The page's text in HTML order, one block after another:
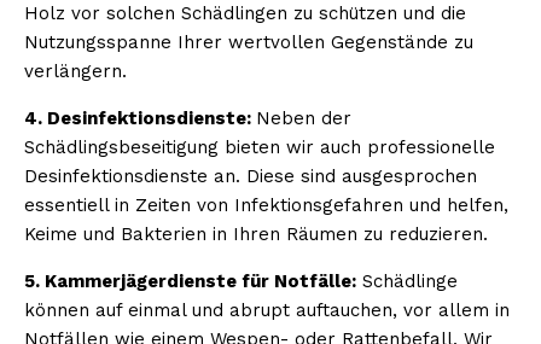
Holz vor solchen Schädlingen zu schützen und die
Nutzungsspanne Ihrer wertvollen Gegenstände zu
verlängern.
4. Desinfektionsdienste: Neben der
Schädlingsbeseitigung bieten wir auch professionelle
Desinfektionsdienste an. Diese sind ausgesprochen
essentiell in Zeiten von Infektionsgefahren und helfen,
Keime und Bakterien in Ihren Räumen zu reduzieren.
5. Kammerjägerdienste für Notfälle: Schädlinge
können auf einmal und abrupt auftauchen, vor allem in
Notfällen wie einem Wespen- oder Rattenbefall. Wir